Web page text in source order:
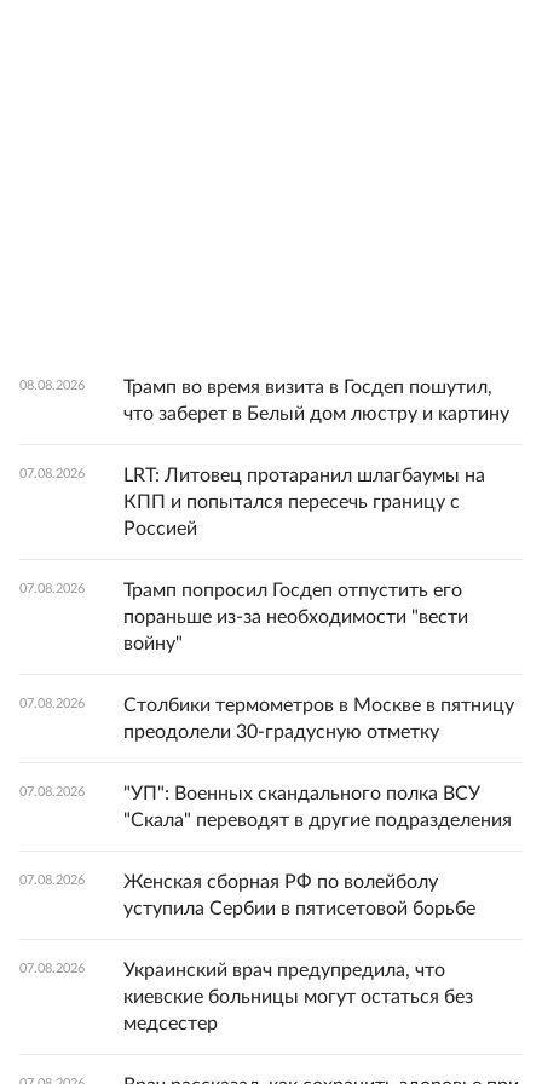
08.08.2026
Трамп во время визита в Госдеп пошутил,
что заберет в Белый дом люстру и картину
07.08.2026
LRT: Литовец протаранил шлагбаумы на
КПП и попытался пересечь границу с
Россией
07.08.2026
Трамп попросил Госдеп отпустить его
пораньше из-за необходимости "вести
войну"
07.08.2026
Столбики термометров в Москве в пятницу
преодолели 30-градусную отметку
07.08.2026
"УП": Военных скандального полка ВСУ
"Скала" переводят в другие подразделения
07.08.2026
Женская сборная РФ по волейболу
уступила Сербии в пятисетовой борьбе
07.08.2026
Украинский врач предупредила, что
киевские больницы могут остаться без
медсестер